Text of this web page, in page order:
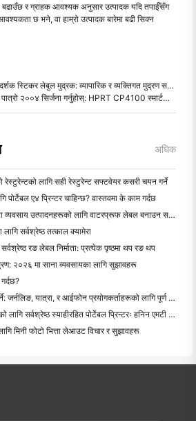
र ग्राहक आवश्यक अनुसार उत्पादक यदि तपाईँसँग
छ भने, वा हाम्रो उत्पादक बारेमा बढी सिक्न
स्टिकर लेबुल मुद्रक: व्यापारिक र व्यक्तिगत मुद्रण समाधान
२००४ सिर्जना गर्नुहोस्: HPRT CP4100 स्मार्टफोन फोटो मुद्रक
अधिक
रेस्टुरेन्टको लागि सही रेस्टुरेन्ट सफ्टवेयर कसरी चयन गर्ने
पोर्टेबल ए४ प्रिन्टर चाहिन्छ? वास्तवमा के काम गर्दछ
के थर्मल लेबल प्रिन्टरहरूले साना व्यवसाय उत्पादनहरूको लागि वाटरप्रूफ लेबल बनाउन सक्छन्?
सर्वश्रेष्ठ तत्काल क्यामेरा
रङ लेबल निर्माता: प्रत्येक पृष्ठमा थप रङ थप
२०२६ मा साना व्यवसायका लागि सुझावहरू
जेब फोटो प्रिन्टर कसरी चयन गर्ने: जर्नलिङ, यात्रा, र आईफोन प्रयोगकर्ताहरूको लागि पूर्ण गाइड
यात्रा, विद्यालय, र मोबाइल कामको लागि सर्वश्रेष्ठ स्याहीरहित पोर्टेबल प्रिन्टरः हनिन एमटी ६२० प्रो सम
मिनी फोटो भित्ता लेआउट विचार र सुझावहरू